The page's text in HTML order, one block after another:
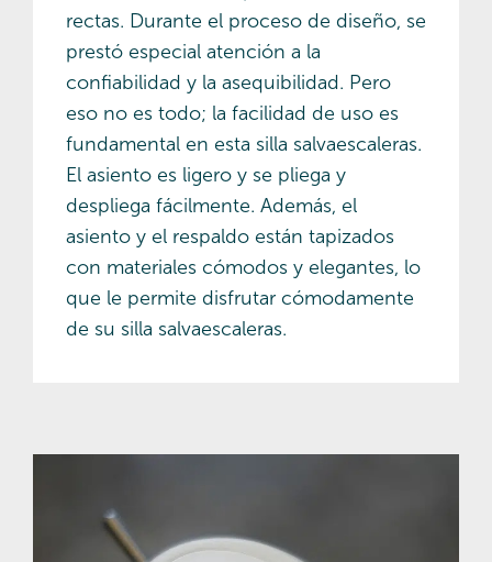
rectas. Durante el proceso de diseño, se
prestó especial atención a la
confiabilidad y la asequibilidad. Pero
eso no es todo; la facilidad de uso es
fundamental en esta silla salvaescaleras.
El asiento es ligero y se pliega y
despliega fácilmente. Además, el
asiento y el respaldo están tapizados
con materiales cómodos y elegantes, lo
que le permite disfrutar cómodamente
de su silla salvaescaleras.